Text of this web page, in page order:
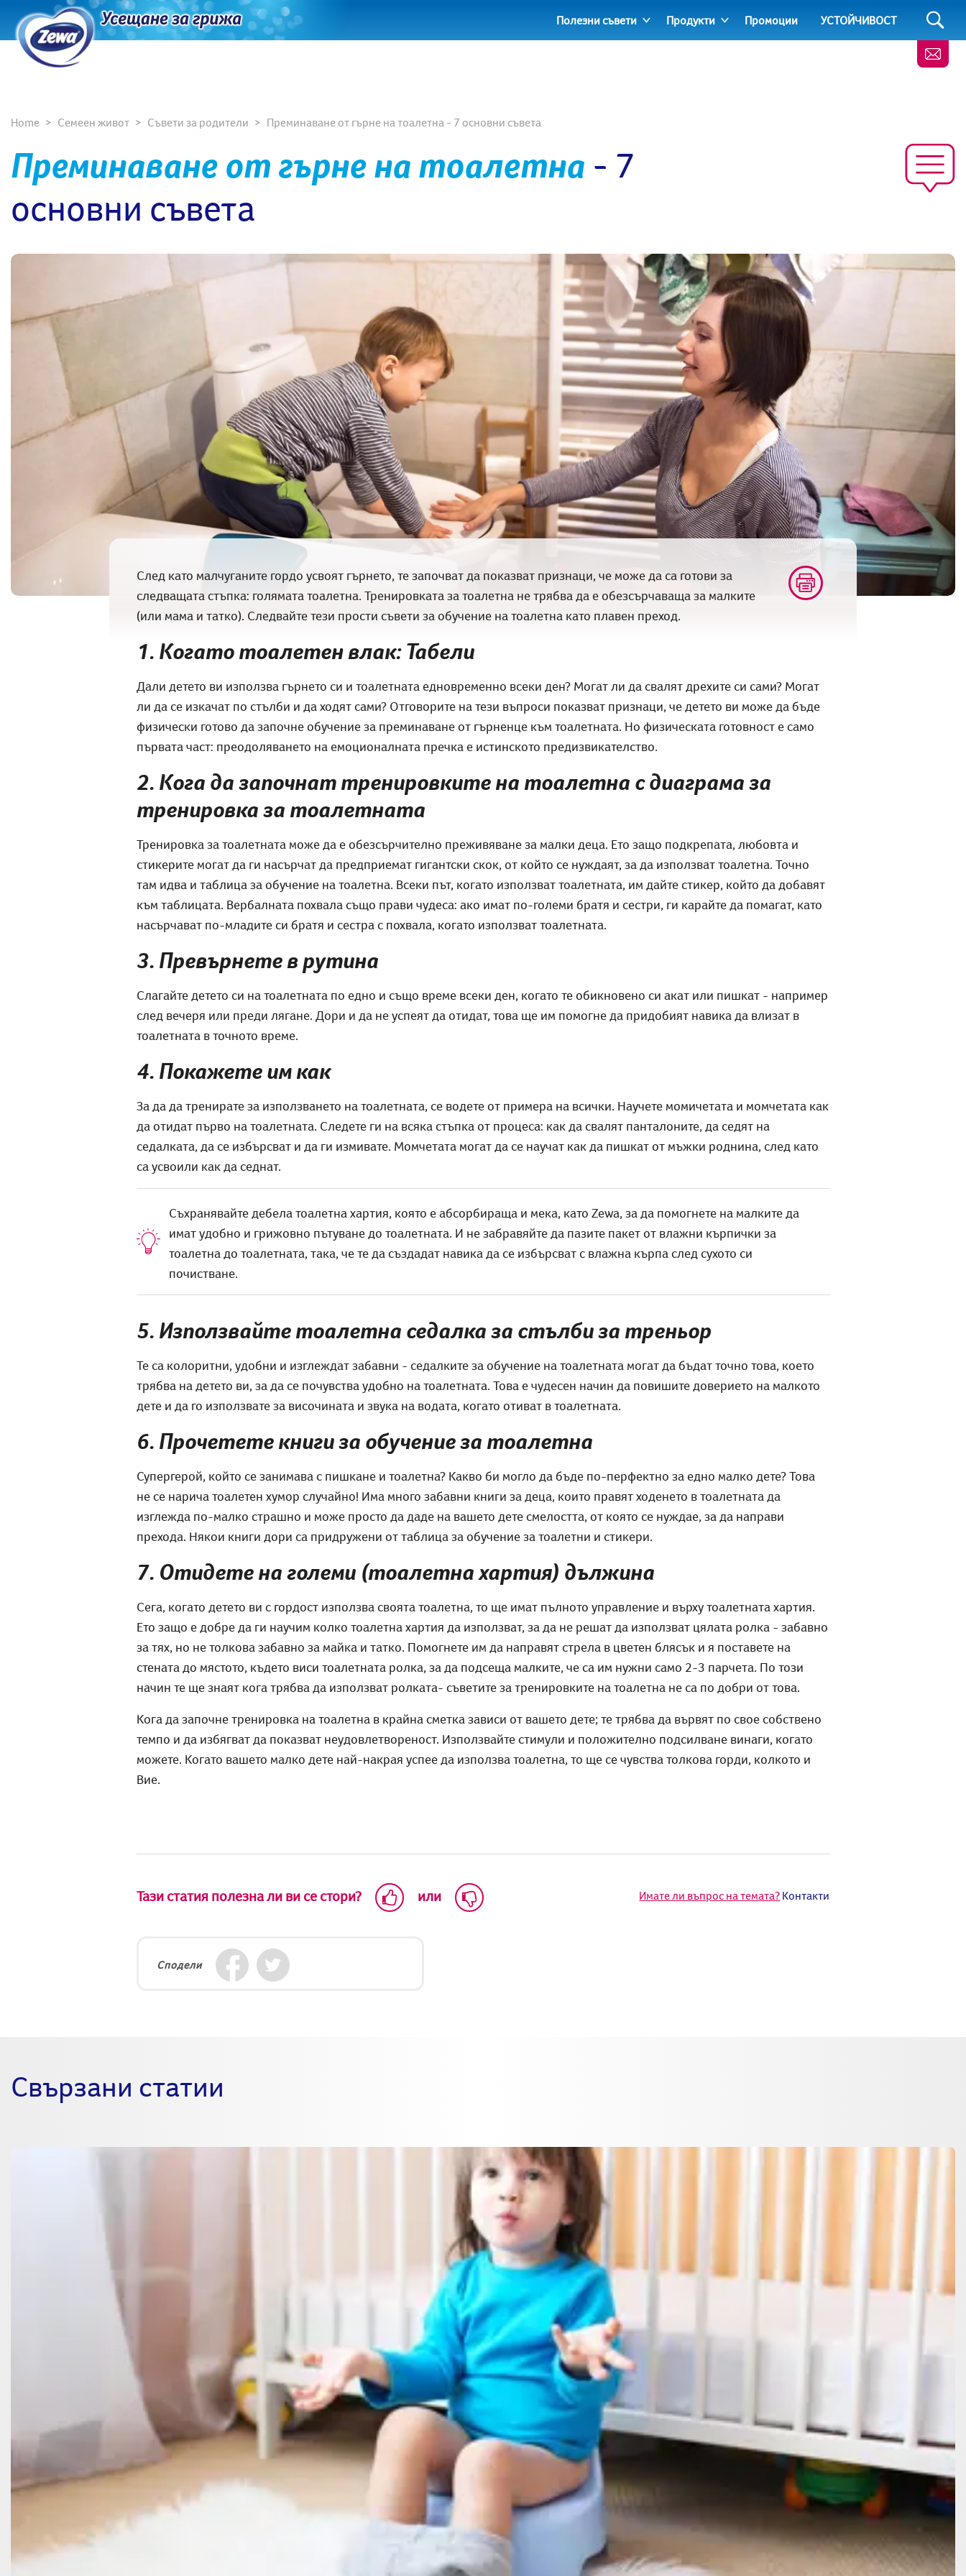
Полезни съвети Продукти Промоции УСТОЙЧИВОСТ
Home Семеен живот Съвети за родители Преминаване от гърне на тоалетна - 7 основни съвета
Преминаване от гърне на тоалетна - 7
основни съвета
След като малчуганите гордо усвоят гърнето, те започват да показват признаци, че може да са готови за
следващата стъпка: голямата тоалетна. Тренировката за тоалетна не трябва да е обезсърчаваща за малките
(или мама и татко). Следвайте тези прости съвети за обучение на тоалетна като плавен преход.
1. Когато тоалетен влак: Табели
Дали детето ви използва гърнето си и тоалетната едновременно всеки ден? Могат ли да свалят дрехите си сами? Могат
ли да се изкачат по стълби и да ходят сами? Отговорите на тези въпроси показват признаци, че детето ви може да бъде
физически готово да започне обучение за преминаване от гърненце към тоалетната. Но физическата готовност е само
първата част: преодоляването на емоционалната пречка е истинското предизвикателство.
2. Кога да започнат тренировките на тоалетна с диаграма за
тренировка за тоалетната
Тренировка за тоалетната може да е обезсърчително преживяване за малки деца. Ето защо подкрепата, любовта и
стикерите могат да ги насърчат да предприемат гигантски скок, от който се нуждаят, за да използват тоалетна. Точно
там идва и таблица за обучение на тоалетна. Всеки път, когато използват тоалетната, им дайте стикер, който да добавят
към таблицата. Вербалната похвала също прави чудеса: ако имат по-големи братя и сестри, ги карайте да помагат, като
насърчават по-младите си братя и сестра с похвала, когато използват тоалетната.
3. Превърнете в рутина
Слагайте детето си на тоалетната по едно и също време всеки ден, когато те обикновено си акат или пишкат - например
след вечеря или преди лягане. Дори и да не успеят да отидат, това ще им помогне да придобият навика да влизат в
тоалетната в точното време.
4. Покажете им как
За да да тренирате за използването на тоалетната, се водете от примера на всички. Научете момичетата и момчетата как
да отидат първо на тоалетната. Следете ги на всяка стъпка от процеса: как да свалят панталоните, да седят на
седалката, да се избърсват и да ги измивате. Момчетата могат да се научат как да пишкат от мъжки роднина, след като
са усвоили как да седнат.
Съхранявайте дебела тоалетна хартия, която е абсорбираща и мека, като Zewa, за да помогнете на малките да
имат удобно и грижовно пътуване до тоалетната. И не забравяйте да пазите пакет от влажни кърпички за
тоалетна до тоалетната, така, че те да създадат навика да се избърсват с влажна кърпа след сухото си
почистване.
5. Използвайте тоалетна седалка за стълби за треньор
Те са колоритни, удобни и изглеждат забавни - седалките за обучение на тоалетната могат да бъдат точно това, което
трябва на детето ви, за да се почувства удобно на тоалетната. Това е чудесен начин да повишите доверието на малкото
дете и да го използвате за височината и звука на водата, когато отиват в тоалетната.
6. Прочетете книги за обучение за тоалетна
Супергерой, който се занимава с пишкане и тоалетна? Какво би могло да бъде по-перфектно за едно малко дете? Това
не се нарича тоалетен хумор случайно! Има много забавни книги за деца, които правят ходенето в тоалетната да
изглежда по-малко страшно и може просто да даде на вашето дете смелостта, от която се нуждае, за да направи
прехода. Някои книги дори са придружени от таблица за обучение за тоалетни и стикери.
7. Отидете на големи (тоалетна хартия) дължина
Сега, когато детето ви с гордост използва своята тоалетна, то ще имат пълното управление и върху тоалетната хартия.
Ето защо е добре да ги научим колко тоалетна хартия да използват, за да не решат да използват цялата ролка - забавно
за тях, но не толкова забавно за майка и татко. Помогнете им да направят стрела в цветен блясък и я поставете на
стената до мястото, където виси тоалетната ролка, за да подсеща малките, че са им нужни само 2-3 парчета. По този
начин те ще знаят кога трябва да използват ролката- съветите за тренировките на тоалетна не са по добри от това.
Кога да започне тренировка на тоалетна в крайна сметка зависи от вашето дете; те трябва да вървят по свое собствено
темпо и да избягват да показват неудовлетвореност. Използвайте стимули и положително подсилване винаги, когато
можете. Когато вашето малко дете най-накрая успее да използва тоалетна, то ще се чувства толкова горди, колкото и
Вие.
Тази статия полезна ли ви се стори? или Имате ли въпрос на темата? Контакти
Сподели
Свързани статии